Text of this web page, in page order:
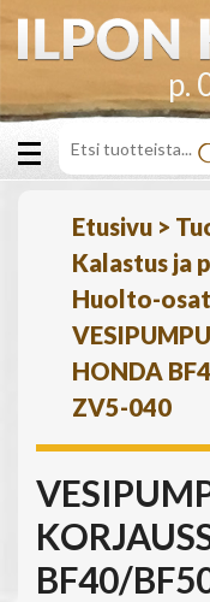
p.
Etusivu >
Kalastus ja
Huolto-
HONDA
ZV5-040
BF40/